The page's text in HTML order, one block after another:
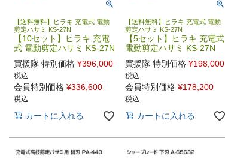
【送料無料】ヒラキ 充電式 電動
剪定ハサミ KS-27N
【10セット】ヒラキ 充電
式 電動剪定ハサミ KS-27N
買援隊 特別価格 ¥396,000
税込
会員特別価格 ¥336,600
税込
カートに入れる
【送料無料】ヒラキ 充電式 電動
剪定ハサミ KS-27N
【5セット】ヒラキ 充電式
電動剪定ハサミ KS-27N
買援隊 特別価格 ¥198,000
税込
会員特別価格 ¥178,200
税込
カートに入れる